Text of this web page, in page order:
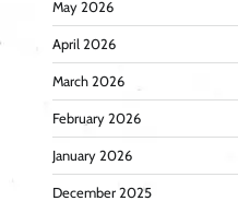
May 2026
April 2026
March 2026
February 2026
January 2026
December 2025